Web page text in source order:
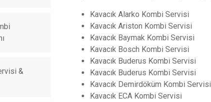
&
Kavacık Alarko Kombi Servisi
Kavacık Ariston Kombi Servisi
Kavacık Baymak Kombi Servisi
Kavacık Bosch Kombi Servisi
Kavacık Buderus Kombi Servisi
Kavacık Buderus Kombi Servisi
Kavacık Demirdöküm Kombi Servisi
Kavacık ECA Kombi Servisi